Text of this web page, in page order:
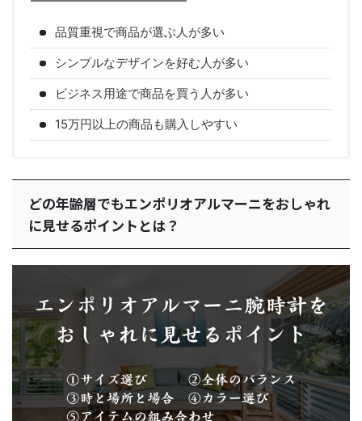
品質重視で商品が選ぶ人が多い
シンプルなデザインを好む人が多い
ビジネス用途で商品を買う人が多い
15万円以上の商品も購入しやすい
どの年齢層でもエンポリオアルマーニをおしゃれ
に見せるポイントとは？